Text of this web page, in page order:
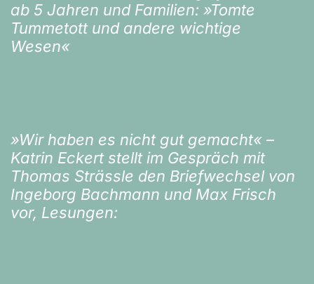
ab 5 Jahren und Familien: »Tomte
Tummetott und andere wichtige
Wesen«
»Wir haben es nicht gut gemacht« –
Katrin Eckert stellt im Gespräch mit
Thomas Strässle den Briefwechsel von
Ingeborg Bachmann und Max Frisch
vor, Lesungen: